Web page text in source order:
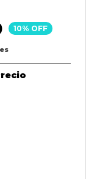
10% OFF